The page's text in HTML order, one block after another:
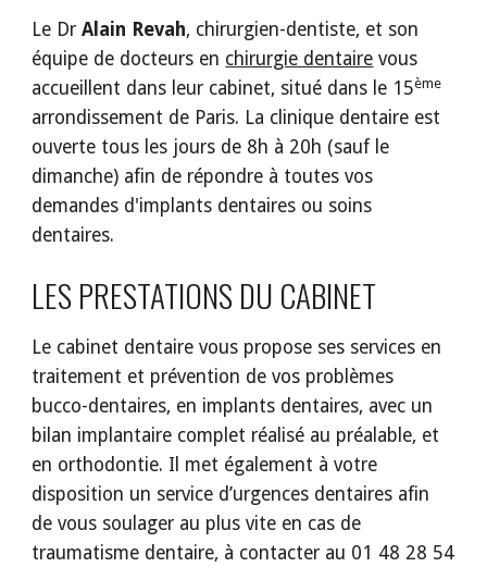
Le Dr Alain Revah, chirurgien-dentiste, et son
équipe de docteurs en chirurgie dentaire vous
accueillent dans leur cabinet, situé dans le 15ème
arrondissement de Paris. La clinique dentaire est
ouverte tous les jours de 8h à 20h (sauf le
dimanche) afin de répondre à toutes vos
demandes d'implants dentaires ou soins
dentaires.
LES PRESTATIONS DU CABINET
Le cabinet dentaire vous propose ses services en
traitement et prévention de vos problèmes
bucco-dentaires, en implants dentaires, avec un
bilan implantaire complet réalisé au préalable, et
en orthodontie. Il met également à votre
disposition un service d’urgences dentaires afin
de vous soulager au plus vite en cas de
traumatisme dentaire, à contacter au 01 48 28 54